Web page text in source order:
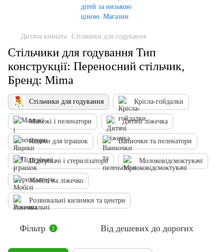
Дитяча кімната Стільчики для годування
Стільчики для годування Тип
конструкції: Переносний стільчик,
Бренд: Mima
Стільчики для годування Крісла-гойдалки
Манежі і пеленатори Дитячі ліжечка
Ящики для іграшок Ванночки та пеленатори
Підігрівачі і стерилізатори Молоковідсмоктувачі
Мобілі на ліжечко
Розвивальні килимки та центри
Фільтр 2 Від дешевих до дорогих